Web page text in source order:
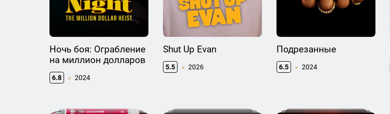
Ночь боя: Ограбление
на миллион долларов
6.8 2024
Shut Up Evan
5.5 2026
Подрезанные
6.5 2024